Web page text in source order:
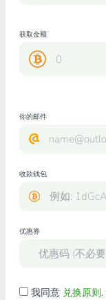
获取金额
你的邮件
收款钱包
优惠券
我同意 兑换原则